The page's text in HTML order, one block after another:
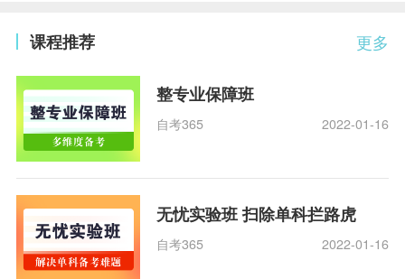
更多
课程推荐
整专业保障班
自考365 2022-01-16
无忧实验班 扫除单科拦路虎
自考365 2022-01-16